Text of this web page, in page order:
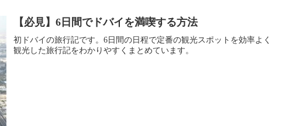
【必見】6日間でドバイを満喫する方法
初ドバイの旅行記です。6日間の日程で定番の観光スポットを効率よく
観光した旅行記をわかりやすくまとめています。